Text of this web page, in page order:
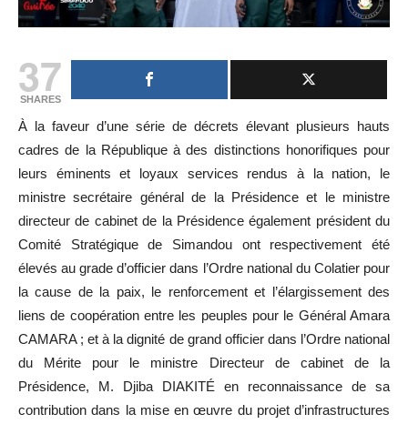
37
SHARES
À la faveur d’une série de décrets élevant plusieurs hauts
cadres de la République à des distinctions honorifiques pour
leurs éminents et loyaux services rendus à la nation, le
ministre secrétaire général de la Présidence et le ministre
directeur de cabinet de la Présidence également président du
Comité Stratégique de Simandou ont respectivement été
élevés au grade d’officier dans l’Ordre national du Colatier pour
la cause de la paix, le renforcement et l’élargissement des
liens de coopération entre les peuples pour le Général Amara
CAMARA ; et à la dignité de grand officier dans l’Ordre national
du Mérite pour le ministre Directeur de cabinet de la
Présidence, M. Djiba DIAKITÉ en reconnaissance de sa
contribution dans la mise en œuvre du projet d’infrastructures